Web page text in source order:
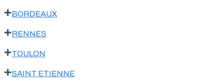
BORDEAUX
RENNES
TOULON
SAINT ETIENNE